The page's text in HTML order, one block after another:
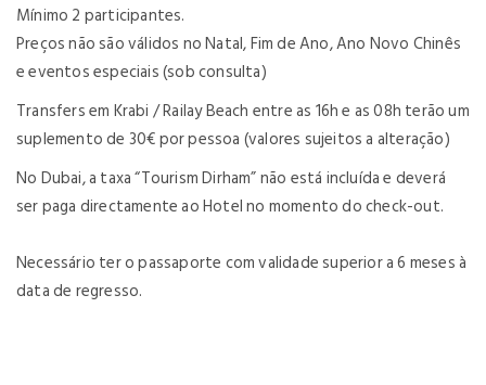
Mínimo 2 participantes.
Preços não são válidos no Natal, Fim de Ano, Ano Novo Chinês
e eventos especiais (sob consulta)
Transfers em Krabi / Railay Beach entre as 16h e as 08h terão um
suplemento de 30€ por pessoa (valores sujeitos a alteração)
No Dubai, a taxa “Tourism Dirham” não está incluída e deverá
ser paga directamente ao Hotel no momento do check-out.
Necessário ter o passaporte com validade superior a 6 meses à
data de regresso.